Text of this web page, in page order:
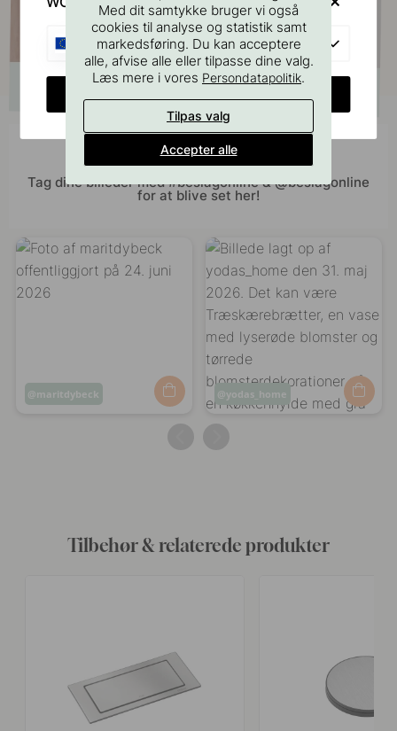
Bliv inspireret af andre
Tag dine billeder med #beslagonline & @beslagonline
for at blive set her!
Opslag
maritdybeck
Opslag
yodas_home
Tilbehør & relaterede produkter
Med dit samtykke bruger vi også
cookies til analyse og statistik samt
markedsføring. Du kan acceptere
alle, afvise alle eller tilpasse dine valg.
Læs mere i vores Persondatapolitik.
Tilpas valg
Accepter alle
EU